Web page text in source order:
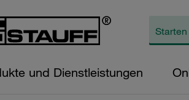
und Dienstleistungen